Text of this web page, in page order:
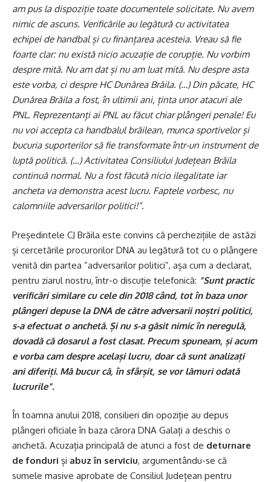
am pus la dispoziție toate documentele solicitate. Nu avem
nimic de ascuns. Verificările au legătură cu activitatea
echipei de handbal și cu finanțarea acesteia. Vreau să fie
foarte clar: nu există nicio acuzație de corupție. Nu vorbim
despre mită. Nu am dat și nu am luat mită. Nu despre asta
este vorba, ci despre HC Dunărea Brăila. (…) Din păcate, HC
Dunărea Brăila a fost, în ultimii ani, ținta unor atacuri ale
PNL. Reprezentanți ai PNL au făcut chiar plângeri penale! Eu
nu voi accepta ca handbalul brăilean, munca sportivelor și
bucuria suporterilor să fie transformate într-un instrument de
luptă politică. (…) Activitatea Consiliului Județean Brăila
continuă normal. Nu a fost făcută nicio ilegalitate iar
ancheta va demonstra acest lucru. Faptele vorbesc, nu
calomniile adversarilor politici!”.
Președintele CJ Brăila este convins că perchezițiile de astăzi
și cercetările procurorilor DNA au legătură tot cu o plângere
venită din partea ”adversarilor politici”, așa cum a declarat,
pentru ziarul nostru, într-o discuție telefonică: ”Sunt practic
verificări similare cu cele din 2018 când, tot în baza unor
plângeri depuse la DNA de către adversarii noștri politici,
s-a efectuat o anchetă. Și nu s-a găsit nimic în neregulă,
dovadă că dosarul a fost clasat. Precum spuneam, și acum
e vorba cam despre același lucru, doar că sunt analizați
ani diferiți. Mă bucur că, în sfârșit, se vor lămuri odată
lucrurile”.
În toamna anului 2018, consilieri din opoziție au depus
plângeri oficiale în baza cărora DNA Galați a deschis o
anchetă. Acuzația principală de atunci a fost de deturnare
de fonduri și abuz în serviciu, argumentându-se că
sumele masive aprobate de Consiliul Județean pentru